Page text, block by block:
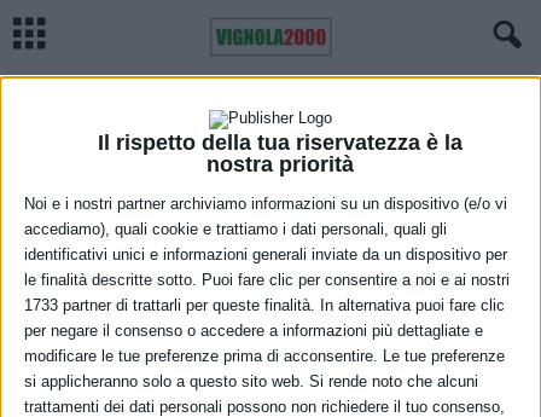
Il rispetto della tua riservatezza è la
nostra priorità
Noi e i nostri partner archiviamo informazioni su un dispositivo (e/o vi
accediamo), quali cookie e trattiamo i dati personali, quali gli
identificativi unici e informazioni generali inviate da un dispositivo per
le finalità descritte sotto. Puoi fare clic per consentire a noi e ai nostri
1733 partner di trattarli per queste finalità. In alternativa puoi fare clic
per negare il consenso o accedere a informazioni più dettagliate e
modificare le tue preferenze prima di acconsentire. Le tue preferenze
si applicheranno solo a questo sito web. Si rende noto che alcuni
trattamenti dei dati personali possono non richiedere il tuo consenso,
Previsioni meteo Emilia Romagna,
venerdì 10 febbraio 2023
9 Febbraio 2023